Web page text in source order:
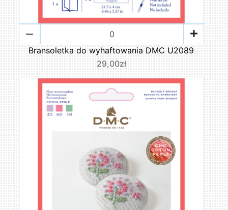
Bransoletka do wyhaftowania DMC U2089
29,00zł